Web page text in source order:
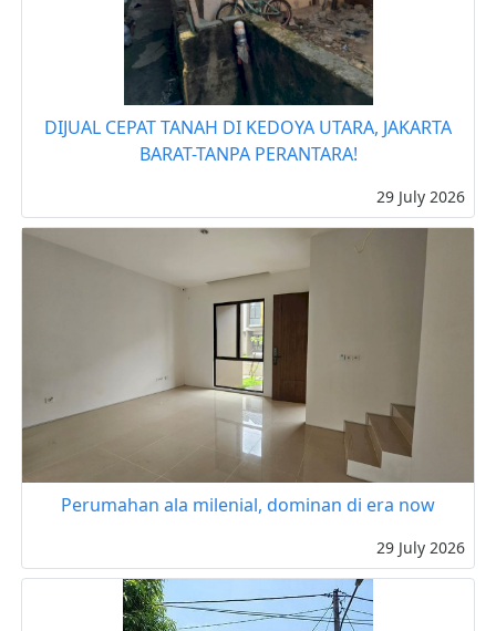
DIJUAL CEPAT TANAH DI KEDOYA UTARA, JAKARTA
BARAT-TANPA PERANTARA!
29 July 2026
Perumahan ala milenial, dominan di era now
29 July 2026